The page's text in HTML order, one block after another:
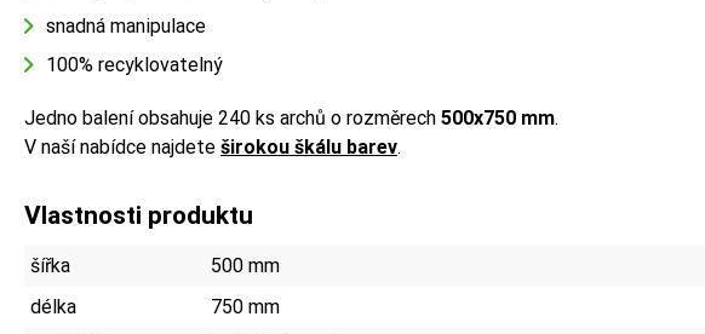
snadná manipulace
100% recyklovatelný
Jedno balení obsahuje 240 ks archů o rozměrech 500x750 mm.
V naší nabídce najdete širokou škálu barev.
Vlastnosti produktu
šířka
500 mm
délka
750 mm